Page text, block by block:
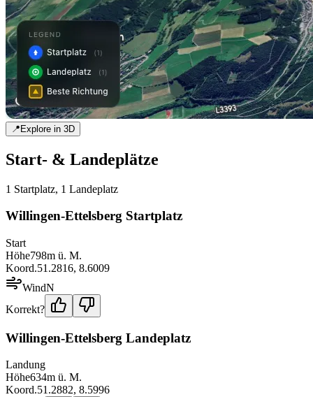
📍Explore in 3D
Start- & Landeplätze
1 Startplatz, 1 Landeplatz
Willingen-Ettelsberg Startplatz
Start
Höhe798m ü. M.
Koord.51.2816, 8.6009
WindN
Korrekt?
Willingen-Ettelsberg Landeplatz
Landung
Höhe634m ü. M.
Koord.51.2882, 8.5996